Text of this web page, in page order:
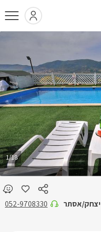
יצחק/אסתר 052-9708330
1/18